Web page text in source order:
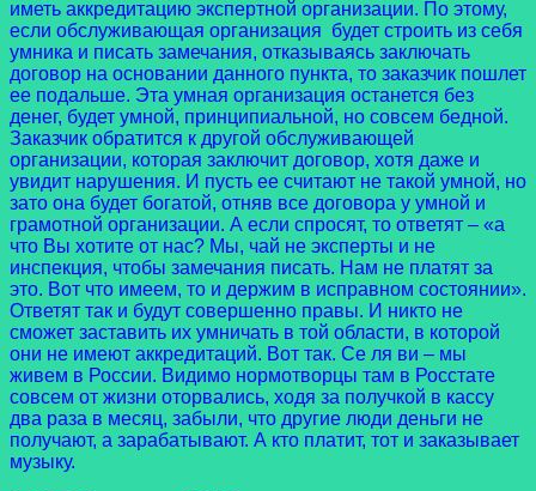
иметь аккредитацию экспертной организации. По этому,
если обслуживающая организация будет строить из себя
умника и писать замечания, отказываясь заключать
договор на основании данного пункта, то заказчик пошлет
ее подальше. Эта умная организация останется без
денег, будет умной, принципиальной, но совсем бедной.
Заказчик обратится к другой обслуживающей
организации, которая заключит договор, хотя даже и
увидит нарушения. И пусть ее считают не такой умной, но
зато она будет богатой, отняв все договора у умной и
грамотной организации. А если спросят, то ответят – «а
что Вы хотите от нас? Мы, чай не эксперты и не
инспекция, чтобы замечания писать. Нам не платят за
это. Вот что имеем, то и держим в исправном состоянии».
Ответят так и будут совершенно правы. И никто не
сможет заставить их умничать в той области, в которой
они не имеют аккредитаций. Вот так. Се ля ви – мы
живем в России. Видимо нормотворцы там в Росстате
совсем от жизни оторвались, ходя за получкой в кассу
два раза в месяц, забыли, что другие люди деньги не
получают, а зарабатывают. А кто платит, тот и заказывает
музыку.